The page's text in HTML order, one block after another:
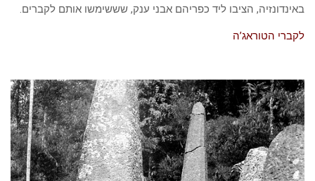
באינדונזיה, הציבו ליד כפריהם אבני ענק, שששימשו אותם לקברים.
לקברי הטוראג’ה